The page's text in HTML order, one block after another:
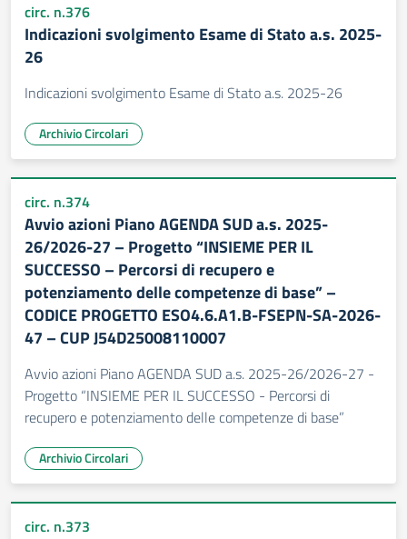
circ. n.376
Indicazioni svolgimento Esame di Stato a.s. 2025-
26
Indicazioni svolgimento Esame di Stato a.s. 2025-26
Archivio Circolari
circ. n.374
Avvio azioni Piano AGENDA SUD a.s. 2025-
26/2026-27 – Progetto “INSIEME PER IL
SUCCESSO – Percorsi di recupero e
potenziamento delle competenze di base” –
CODICE PROGETTO ESO4.6.A1.B-FSEPN-SA-2026-
47 – CUP J54D25008110007
Avvio azioni Piano AGENDA SUD a.s. 2025-26/2026-27 -
Progetto “INSIEME PER IL SUCCESSO - Percorsi di
recupero e potenziamento delle competenze di base”
Archivio Circolari
circ. n.373